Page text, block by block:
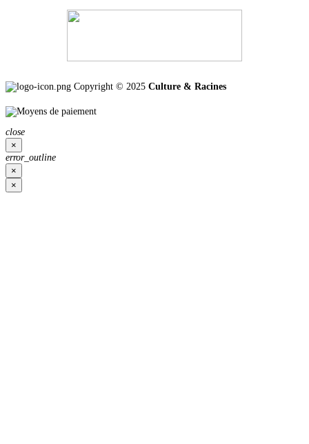
Copyright © 2025 Culture & Racines
close
×
error_outline
×
×